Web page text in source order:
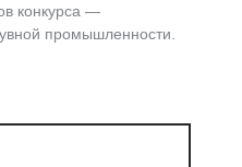
конкурса —
промышленности.